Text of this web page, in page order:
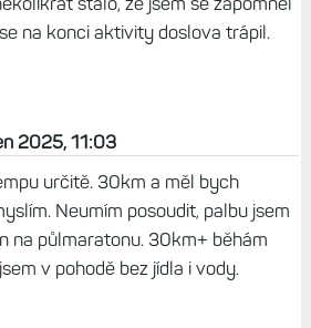
Ale když mi někdo řekne, že má
co je hlad :-) Je to jen závislost
2025, 10:06
pochopil, tak náraz do zdi přijde
km, takže jestli běháš 30, tak je to
stalo, že jsem se zapomněl
na konci aktivity doslova trápil.